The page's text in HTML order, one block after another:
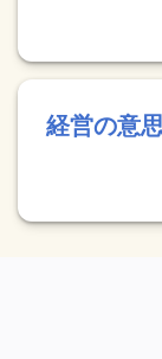
経営の意